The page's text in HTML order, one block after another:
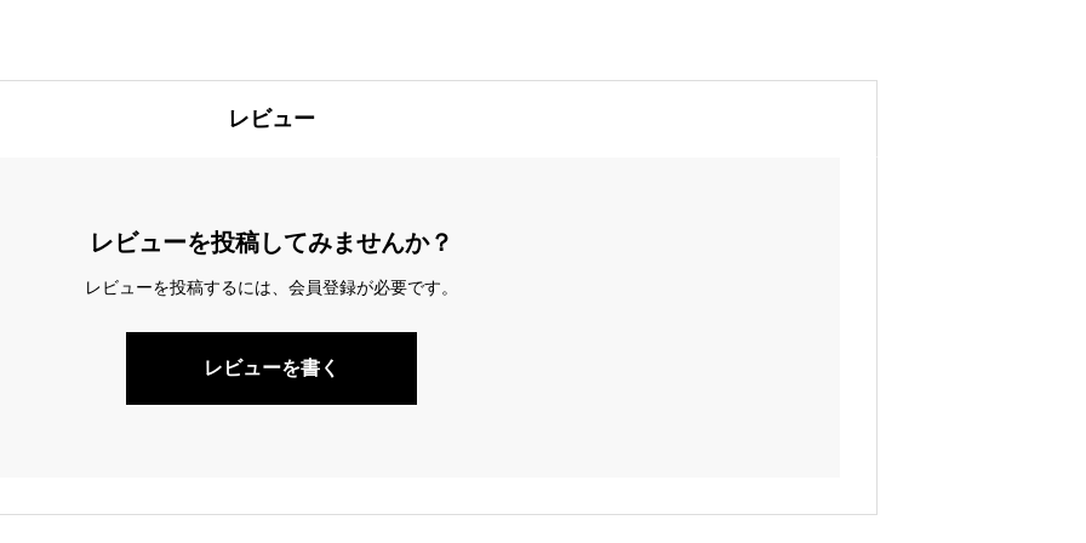
レビュー
レビューを投稿してみませんか？
レビューを投稿するには、会員登録が必要です。
レビューを書く